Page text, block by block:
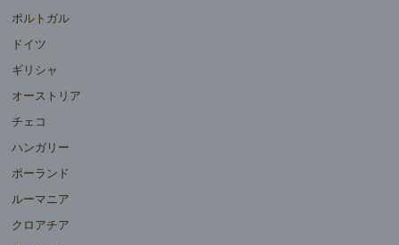
ポルトガル
ドイツ
ギリシャ
オーストリア
チェコ
ハンガリー
ポーランド
ルーマニア
クロアチア